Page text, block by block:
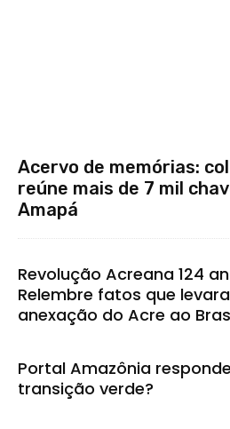
Acervo de memórias:
reúne mais de 7 mil
Amapá
Revolução Acreana 124
Relembre fatos que
anexação do Acre ao
Portal Amazônia
transição verde?